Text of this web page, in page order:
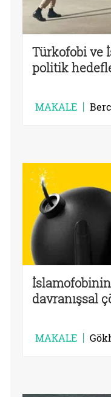
Türkofobi ve
politik
MAKALE
davranışsal
MAKALE